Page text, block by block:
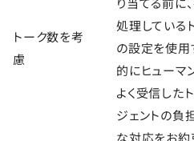
トーク数を考
慮
処理している
の設定を使用
的にヒューマ
よく受信した
ジェントの負
な対応をお約